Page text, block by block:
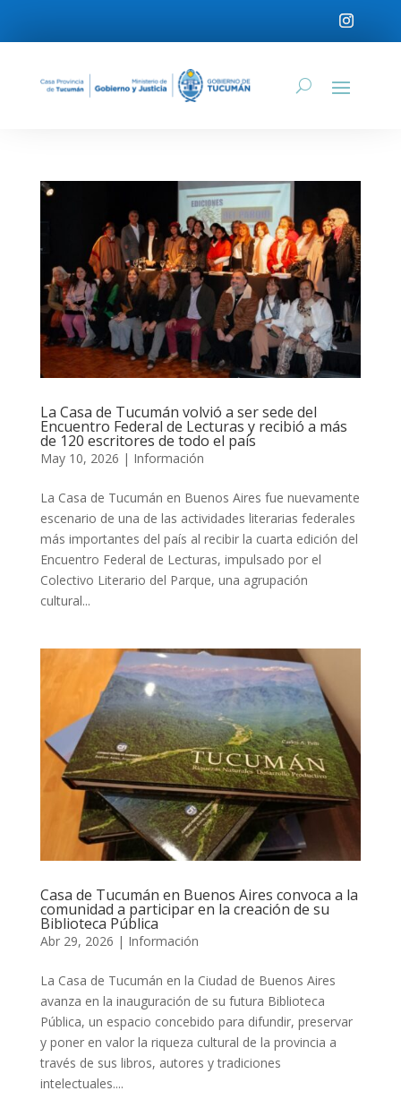
La Casa de Tucumán volvió a ser sede del
Encuentro Federal de Lecturas y recibió a más
de 120 escritores de todo el país
May 10, 2026 | Información
La Casa de Tucumán en Buenos Aires fue nuevamente
escenario de una de las actividades literarias federales
más importantes del país al recibir la cuarta edición del
Encuentro Federal de Lecturas, impulsado por el
Colectivo Literario del Parque, una agrupación
cultural...
Casa de Tucumán en Buenos Aires convoca a la
comunidad a participar en la creación de su
Biblioteca Pública
Abr 29, 2026 | Información
La Casa de Tucumán en la Ciudad de Buenos Aires
avanza en la inauguración de su futura Biblioteca
Pública, un espacio concebido para difundir, preservar
y poner en valor la riqueza cultural de la provincia a
través de sus libros, autores y tradiciones
intelectuales....